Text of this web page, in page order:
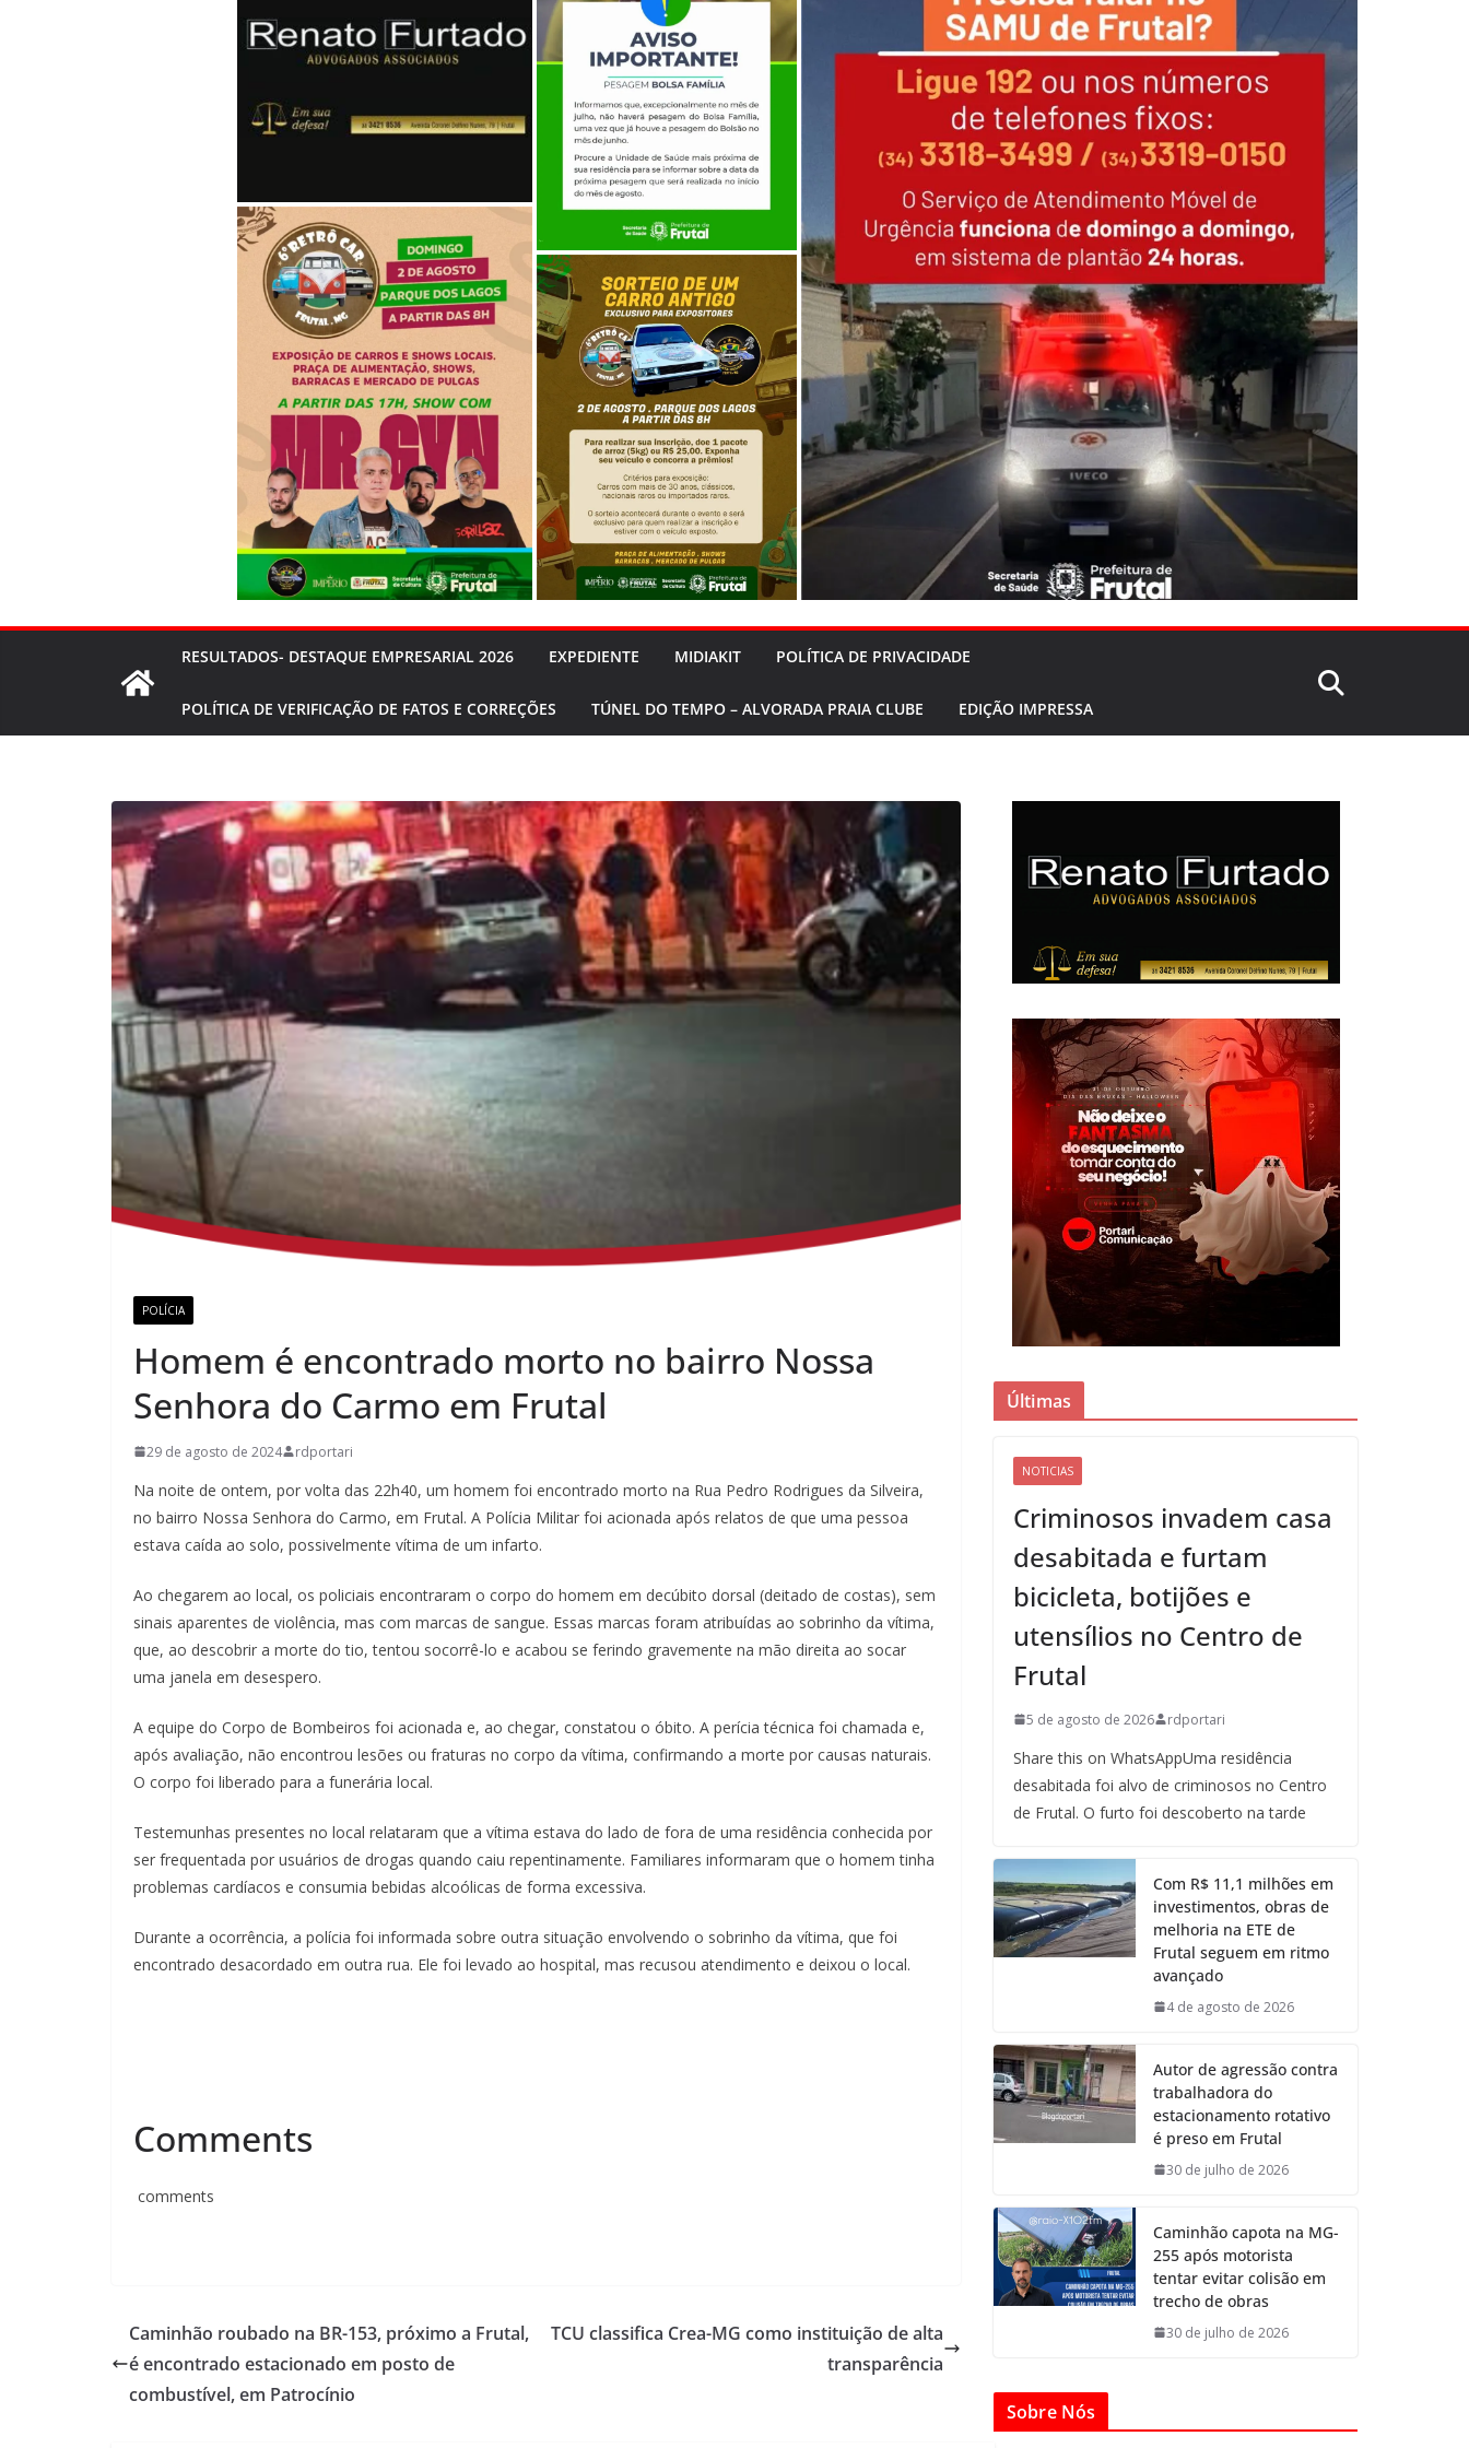
RESULTADOS- DESTAQUE EMPRESARIAL 2026 EXPEDIENTE MIDIAKIT POLÍTICA DE PRIVACIDADE
POLÍTICA DE VERIFICAÇÃO DE FATOS E CORREÇÕES TÚNEL DO TEMPO – ALVORADA PRAIA CLUBE EDIÇÃO IMPRESSA
POLÍCIA
Homem é encontrado morto no bairro Nossa
Senhora do Carmo em Frutal
29 de agosto de 2024 rdportari
Na noite de ontem, por volta das 22h40, um homem foi encontrado morto na Rua Pedro Rodrigues da Silveira,
no bairro Nossa Senhora do Carmo, em Frutal. A Polícia Militar foi acionada após relatos de que uma pessoa
estava caída ao solo, possivelmente vítima de um infarto.
Ao chegarem ao local, os policiais encontraram o corpo do homem em decúbito dorsal (deitado de costas), sem
sinais aparentes de violência, mas com marcas de sangue. Essas marcas foram atribuídas ao sobrinho da vítima,
que, ao descobrir a morte do tio, tentou socorrê-lo e acabou se ferindo gravemente na mão direita ao socar
uma janela em desespero.
A equipe do Corpo de Bombeiros foi acionada e, ao chegar, constatou o óbito. A perícia técnica foi chamada e,
após avaliação, não encontrou lesões ou fraturas no corpo da vítima, confirmando a morte por causas naturais.
O corpo foi liberado para a funerária local.
Testemunhas presentes no local relataram que a vítima estava do lado de fora de uma residência conhecida por
ser frequentada por usuários de drogas quando caiu repentinamente. Familiares informaram que o homem tinha
problemas cardíacos e consumia bebidas alcoólicas de forma excessiva.
Durante a ocorrência, a polícia foi informada sobre outra situação envolvendo o sobrinho da vítima, que foi
encontrado desacordado em outra rua. Ele foi levado ao hospital, mas recusou atendimento e deixou o local.
Comments
comments
Caminhão roubado na BR-153, próximo a Frutal,
é encontrado estacionado em posto de
combustível, em Patrocínio
TCU classifica Crea-MG como instituição de alta
transparência
Últimas
NOTICIAS
Criminosos invadem casa
desabitada e furtam
bicicleta, botijões e
utensílios no Centro de
Frutal
5 de agosto de 2026 rdportari
Share this on WhatsAppUma residência
desabitada foi alvo de criminosos no Centro
de Frutal. O furto foi descoberto na tarde
Com R$ 11,1 milhões em
investimentos, obras de
melhoria na ETE de
Frutal seguem em ritmo
avançado
4 de agosto de 2026
Autor de agressão contra
trabalhadora do
estacionamento rotativo
é preso em Frutal
30 de julho de 2026
Caminhão capota na MG-
255 após motorista
tentar evitar colisão em
trecho de obras
30 de julho de 2026
Sobre Nós